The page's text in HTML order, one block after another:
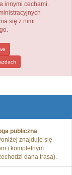
innymi cechami.
się z nimi
publiczna
znajduje się
i kompletnym
dana trasa).